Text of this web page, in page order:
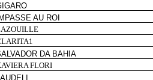
IMPASSE AU ROI
DA BAHIA
FLORI